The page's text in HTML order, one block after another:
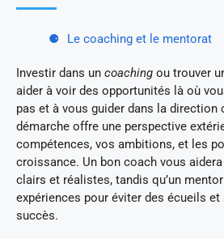
Le coaching et le mentorat
Investir dans un coaching ou trouver
aider à voir des opportunités là où
pas et à vous guider dans la direction
démarche offre une perspective
compétences, vos ambitions, et les
croissance. Un bon coach vous
clairs et réalistes, tandis qu’un
expériences pour éviter des écueils
succès.